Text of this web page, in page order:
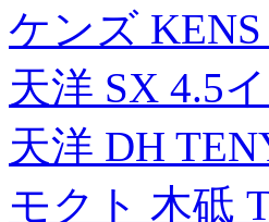
ケンズ KENS
天洋 SX 4.5
天洋 DH
モクト 木砥